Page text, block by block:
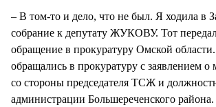
– В том-то и дело, что не был. Я ходила в
собрание к депутату ЖУКОВУ. Тот
обращение в прокуратуру Омской
обращались в прокуратуру с заявлением о
со стороны председателя ТСЖ и
администрации Большереченского